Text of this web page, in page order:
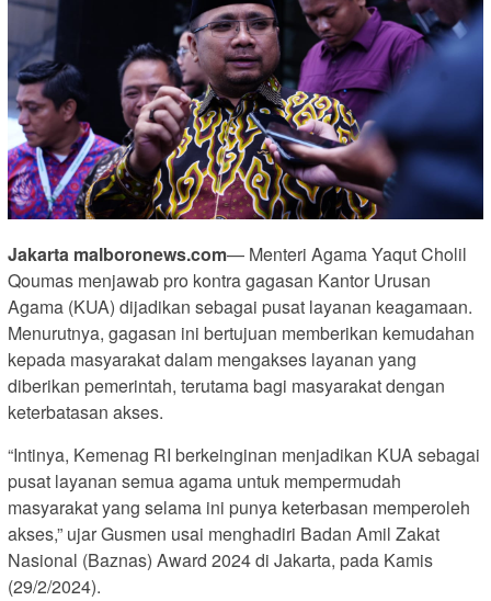
Jakarta malboronews.com— Menteri Agama Yaqut Cholil
Qoumas menjawab pro kontra gagasan Kantor Urusan
Agama (KUA) dijadikan sebagai pusat layanan keagamaan.
Menurutnya, gagasan ini bertujuan memberikan kemudahan
kepada masyarakat dalam mengakses layanan yang
diberikan pemerintah, terutama bagi masyarakat dengan
keterbatasan akses.
“Intinya, Kemenag RI berkeinginan menjadikan KUA sebagai
pusat layanan semua agama untuk mempermudah
masyarakat yang selama ini punya keterbasan memperoleh
akses,” ujar Gusmen usai menghadiri Badan Amil Zakat
Nasional (Baznas) Award 2024 di Jakarta, pada Kamis
(29/2/2024).